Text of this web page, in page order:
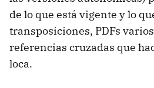
de lo que está vigente y lo
transposiciones, PDFs
referencias cruzadas que
loca.